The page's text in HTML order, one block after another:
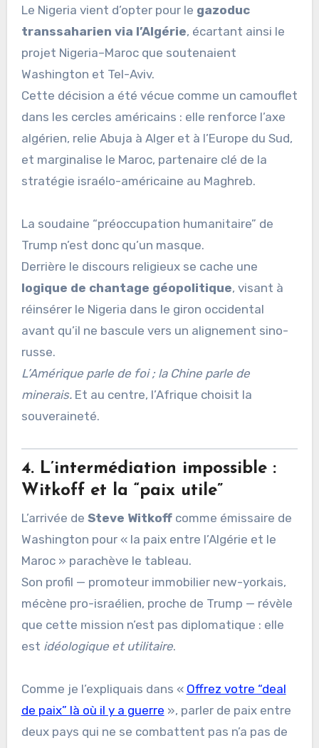
Le Nigeria vient d’opter pour le gazoduc
transsaharien via l’Algérie, écartant ainsi le
projet Nigeria–Maroc que soutenaient
Washington et Tel-Aviv.
Cette décision a été vécue comme un camouflet
dans les cercles américains : elle renforce l’axe
algérien, relie Abuja à Alger et à l’Europe du Sud,
et marginalise le Maroc, partenaire clé de la
stratégie israélo-américaine au Maghreb.
La soudaine “préoccupation humanitaire” de
Trump n’est donc qu’un masque.
Derrière le discours religieux se cache une
logique de chantage géopolitique, visant à
réinsérer le Nigeria dans le giron occidental
avant qu’il ne bascule vers un alignement sino-
russe.
L’Amérique parle de foi ; la Chine parle de
minerais.Et au centre, l’Afrique choisit la
souveraineté.
4. L’intermédiation impossible :
Witkoff et la “paix utile”
L’arrivée de Steve Witkoffcomme émissaire de
Washington pour « la paix entre l’Algérie et le
Maroc » parachève le tableau.
Son profil — promoteur immobilier new-yorkais,
mécène pro-israélien, proche de Trump — révèle
que cette mission n’est pas diplomatique : elle
est idéologique et utilitaire.
Comme je l’expliquais dans « Offrez votre “deal
de paix” là où il y a guerre », parler de paix entre
deux pays qui ne se combattent pas n’a pas de